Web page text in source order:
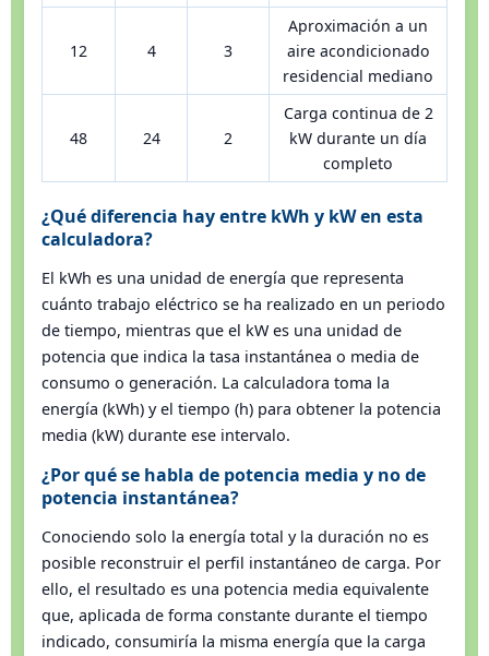
12 4 3
Aproximación a un
aire acondicionado
residencial mediano
48 24 2
Carga continua de 2
kW durante un día
completo
¿Qué diferencia hay entre kWh y kW en esta
calculadora?
El kWh es una unidad de energía que representa
cuánto trabajo eléctrico se ha realizado en un periodo
de tiempo, mientras que el kW es una unidad de
potencia que indica la tasa instantánea o media de
consumo o generación. La calculadora toma la
energía (kWh) y el tiempo (h) para obtener la potencia
media (kW) durante ese intervalo.
¿Por qué se habla de potencia media y no de
potencia instantánea?
Conociendo solo la energía total y la duración no es
posible reconstruir el perfil instantáneo de carga. Por
ello, el resultado es una potencia media equivalente
que, aplicada de forma constante durante el tiempo
indicado, consumiría la misma energía que la carga